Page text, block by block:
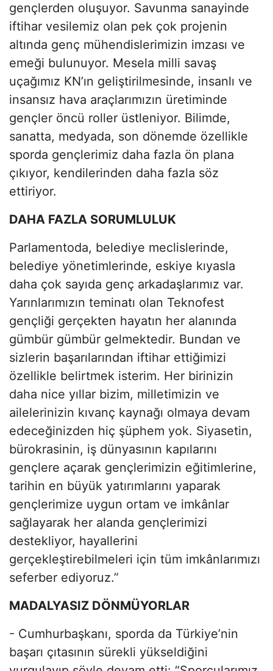
gençlerden oluşuyor. Savunma sanayinde
iftihar vesilemiz olan pek çok projenin
altında genç mühendislerimizin imzası ve
emeği bulunuyor. Mesela milli savaş
uçağımız KN’ın geliştirilmesinde, insanlı ve
insansız hava araçlarımızın üretiminde
gençler öncü roller üstleniyor. Bilimde,
sanatta, medyada, son dönemde özellikle
sporda gençlerimiz daha fazla ön plana
çıkıyor, kendilerinden daha fazla söz
ettiriyor.
DAHA FAZLA SORUMLULUK
Parlamentoda, belediye meclislerinde,
belediye yönetimlerinde, eskiye kıyasla
daha çok sayıda genç arkadaşlarımız var.
Yarınlarımızın teminatı olan Teknofest
gençliği gerçekten hayatın her alanında
gümbür gümbür gelmektedir. Bundan ve
sizlerin başarılarından iftihar ettiğimizi
özellikle belirtmek isterim. Her birinizin
daha nice yıllar bizim, milletimizin ve
ailelerinizin kıvanç kaynağı olmaya devam
edeceğinizden hiç şüphem yok. Siyasetin,
bürokrasinin, iş dünyasının kapılarını
gençlere açarak gençlerimizin eğitimlerine,
tarihin en büyük yatırımlarını yaparak
gençlerimize uygun ortam ve imkânlar
sağlayarak her alanda gençlerimizi
destekliyor, hayallerini
gerçekleştirebilmeleri için tüm imkânlarımızı
seferber ediyoruz.”
MADALYASIZ DÖNMÜYORLAR
- Cumhurbaşkanı, sporda da Türkiye’nin
başarı çıtasının sürekli yükseldiğini